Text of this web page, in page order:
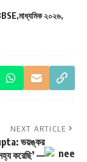
অভিযোগও
মাধ্যমিক ২০২৬
NEXT ARTICLE
ভয়ঙ্কর
করেছি’ —